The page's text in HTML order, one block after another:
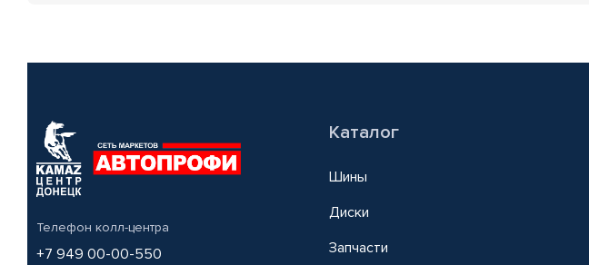
Телефон колл-центра
+7 949 00-00-550
Каталог
Шины
Диски
Запчасти